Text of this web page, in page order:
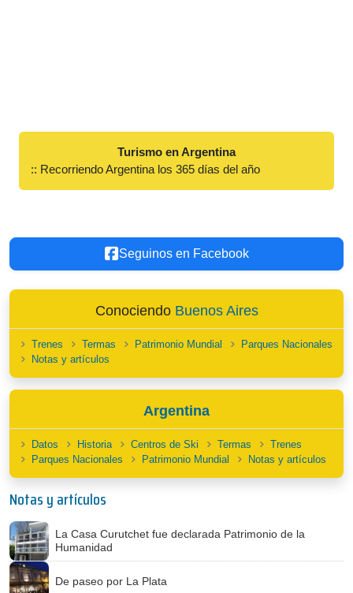
Turismo en Argentina
:: Recorriendo Argentina los 365 días del año
Seguinos en Facebook
Conociendo Buenos Aires
Trenes Termas Patrimonio Mundial
Parques Nacionales
Notas y artículos
Argentina
Datos Historia Centros de Ski Termas
Trenes
Parques Nacionales
Patrimonio Mundial Notas y artículos
Notas y artículos
La Casa Curutchet fue declarada Patrimonio de la
Humanidad
De paseo por La Plata